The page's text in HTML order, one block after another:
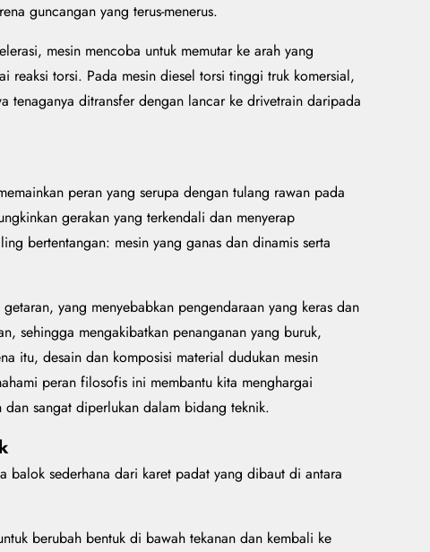
guncangan yang terus-menerus.
mesin mencoba untuk memutar ke arah yang
reaksi torsi. Pada mesin diesel torsi tinggi truk komersial,
tenaganya ditransfer dengan lancar ke drivetrain daripada
peran yang serupa dengan tulang rawan pada
gerakan yang terkendali dan menyerap
bertentangan: mesin yang ganas dan dinamis serta
yang menyebabkan pengendaraan yang keras dan
sehingga mengakibatkan penanganan yang buruk,
itu, desain dan komposisi material dudukan mesin
peran filosofis ini membantu kita menghargai
sangat diperlukan dalam bidang teknik.
balok sederhana dari karet padat yang dibaut di antara
berubah bentuk di bawah tekanan dan kembali ke